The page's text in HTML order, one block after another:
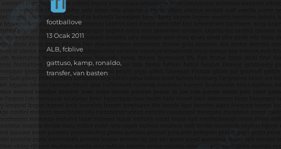
Yazar
footballove
Yayın
tarihi
13 Ocak 2011
Kategoriler
ALB,fcblive
Etiketler
gattuso, kamp, ronaldo,
transfer,van basten